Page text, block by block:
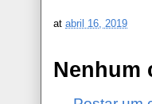
at abril 16, 2019
Nenhum